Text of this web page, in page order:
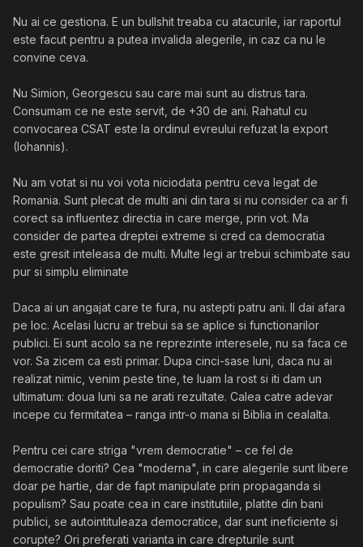
Nu ai ce gestiona. E un bullshit treaba cu atacurile, iar raportul
este facut pentru a putea invalida alegerile, in caz ca nu le
convine ceva.
Nu Simion, Georgescu sau care mai sunt au distrus tara.
Consumam ce ne este servit, de +30 de ani. Rahatul cu
convocarea CSAT este la ordinul evreului refuzat la export
(Iohannis).
Nu am votat si nu voi vota niciodata pentru ceva legat de
Romania. Sunt plecat de multi ani din tara si nu consider ca ar fi
corect sa influentez directia in care merge, prin vot. Ma
consider de partea dreptei extreme si cred ca democratia
este gresit inteleasa de multi. Multe legi ar trebui schimbate sau
pur si simplu eliminate
Daca ai un angajat care te fura, nu astepti patru ani. Il dai afara
pe loc. Acelasi lucru ar trebui sa se aplice si functionarilor
publici. Ei sunt acolo sa ne reprezinte interesele, nu sa faca ce
vor. Sa zicem ca esti primar. Dupa cinci-sase luni, daca nu ai
realizat nimic, venim peste tine, te luam la rost si iti dam un
ultimatum: doua luni sa ne arati rezultate. Calea catre adevar
incepe cu fermitatea – ranga intr-o mana si Biblia in cealalta.
Pentru cei care striga "vrem democratie" – ce fel de
democratie doriti? Cea "moderna", in care alegerile sunt libere
doar pe hartie, dar de fapt manipulate prin propaganda si
populism? Sau poate cea in care institutiile, platite din bani
publici, se autointituleaza democratice, dar sunt ineficiente si
corupte? Ori preferati varianta in care drepturile sunt